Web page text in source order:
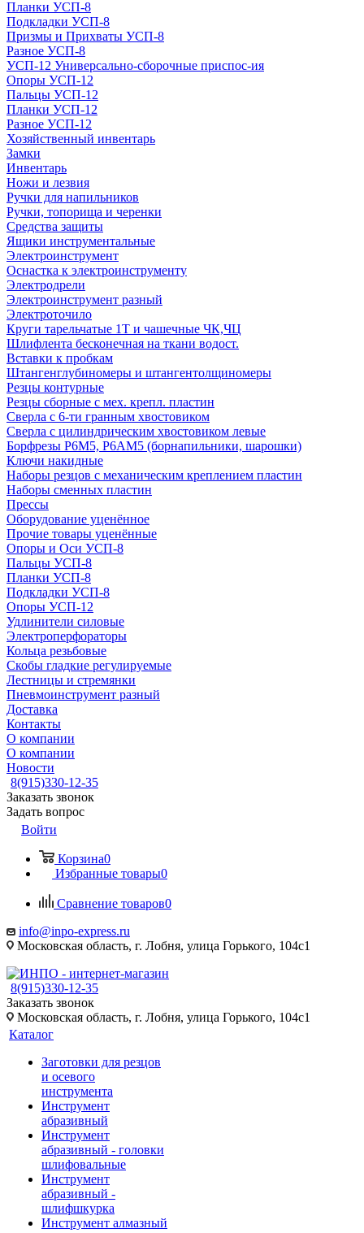
Планки УСП-8
Подкладки УСП-8
Призмы и Прихваты УСП-8
Разное УСП-8
УСП-12 Универсально-сборочные приспос-ия
Опоры УСП-12
Пальцы УСП-12
Планки УСП-12
Разное УСП-12
Хозяйственный инвентарь
Замки
Инвентарь
Ножи и лезвия
Ручки для напильников
Ручки, топорища и черенки
Средства защиты
Ящики инструментальные
Электроинструмент
Оснастка к электроинструменту
Электродрели
Электроинструмент разный
Электроточило
Круги тарельчатые 1Т и чашечные ЧК,ЧЦ
Шлифлента бесконечная на ткани водост.
Вставки к пробкам
Штангенглубиномеры и штангентолщиномеры
Резцы контурные
Резцы сборные с мех. крепл. пластин
Сверла с 6-ти гранным хвостовиком
Сверла с цилиндрическим хвостовиком левые
Борфрезы Р6М5, Р6АМ5 (борнапильники, шарошки)
Ключи накидные
Наборы резцов с механическим креплением пластин
Наборы сменных пластин
Прессы
Оборудование уценённое
Прочие товары уценённые
Опоры и Оси УСП-8
Пальцы УСП-8
Планки УСП-8
Подкладки УСП-8
Опоры УСП-12
Удлинители силовые
Электроперфораторы
Кольца резьбовые
Скобы гладкие регулируемые
Лестницы и стремянки
Пневмоинструмент разный
Доставка
Контакты
О компании
О компании
Новости
8(915)330-12-35
Заказать звонок
Задать вопрос
Войти
Корзина0
Избранные товары0
Сравнение товаров0
info@inpo-express.ru
Московская область, г. Лобня, улица Горького, 104с1
8(915)330-12-35
Заказать звонок
Московская область, г. Лобня, улица Горького, 104с1
Каталог
Заготовки для резцов
и осевого
инструмента
Инструмент
абразивный
Инструмент
абразивный - головки
шлифовальные
Инструмент
абразивный -
шлифшкурка
Инструмент алмазный